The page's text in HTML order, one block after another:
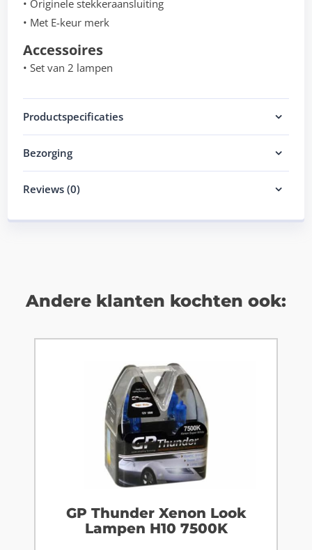
• Originele stekkeraansluiting
• Met E-keur merk
Accessoires
• Set van 2 lampen
Productspecificaties
Bezorging
Reviews (0)
Andere klanten kochten ook:
GP Thunder Xenon Look
Lampen H10 7500K